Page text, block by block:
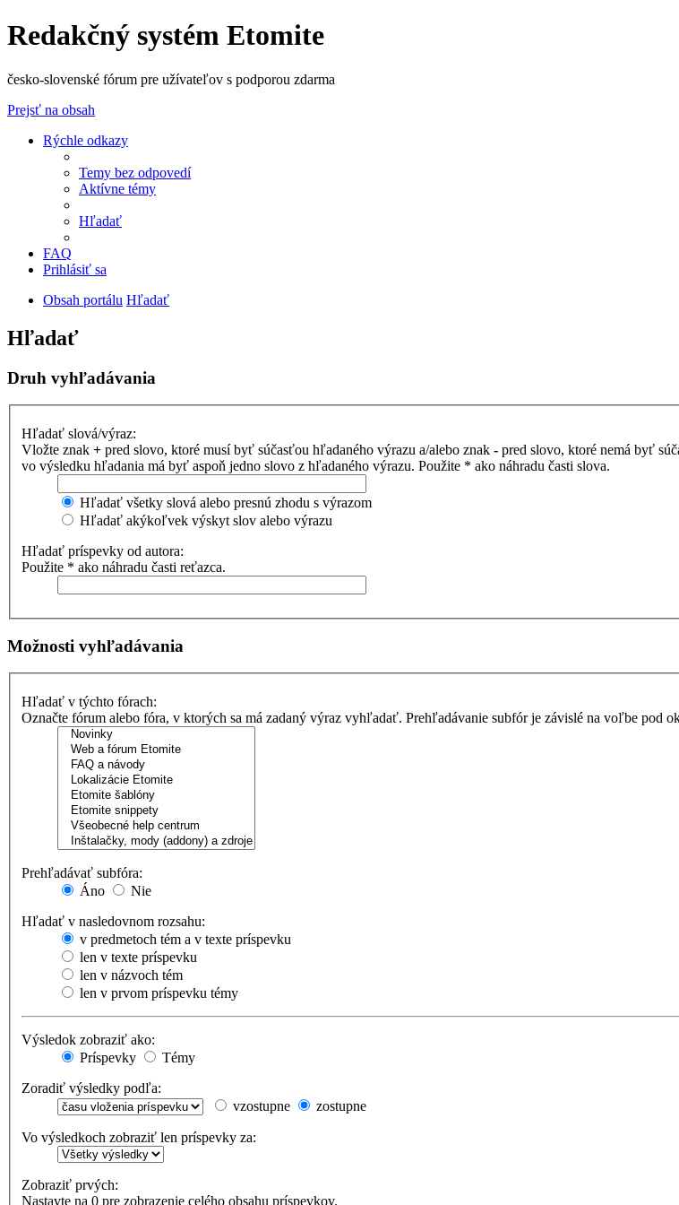
Redakčný systém Etomite
česko-slovenské fórum pre užívateľov s podporou zdarma
Prejsť na obsah
Rýchle odkazy
Temy bez odpovedí
Aktívne témy
Hľadať
FAQ
Prihlásiť sa
Obsah portálu Hľadať
Hľadať
Druh vyhľadávania
Hľadať slová/výraz:
Vložte znak + pred slovo, ktoré musí byť súčasťou hľadaného výrazu a/alebo znak - pred slovo, ktoré nemá byť
vo výsledku hľadania má byť aspoň jedno slovo z hľadaného výrazu. Použite * ako náhradu časti slova.
Hľadať všetky slová alebo presnú zhodu s výrazom
Hľadať akýkoľvek výskyt slov alebo výrazu
Hľadať príspevky od autora:
Použite * ako náhradu časti reťazca.
Možnosti vyhľadávania
Hľadať v týchto fórach:
Označte fórum alebo fóra, v ktorých sa má zadaný výraz vyhľadať. Prehľadávanie subfór je závislé na voľbe pod
Prehľadávať subfóra:
Áno
Nie
Hľadať v nasledovnom rozsahu:
v predmetoch tém a v texte príspevku
len v texte príspevku
len v názvoch tém
len v prvom príspevku témy
Výsledok zobraziť ako:
Príspevky
Témy
Zoradiť výsledky podľa:
vzostupne
zostupne
Vo výsledkoch zobraziť len príspevky za:
Zobraziť prvých:
Nastavte na 0 pre zobrazenie celého obsahu príspevkov.